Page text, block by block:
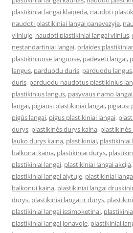
plastikiniai langai klaipeda, naudoti
naudoti plastikiniai langai panevezyje,
vilniuje, naudoti plastikiniai langai vilnius,
nestandartiniai langai,orlaides
plastikiniuose languose, padeveti langai,
langus, parduodu duris, parduodu langus,
duris, parduodu naudotus plastikinius
plastikinius langus, pasyvaus namo langai
langai, pigiausi plastikiniai langai, pigiausi
pigūs langai, pigus plastikiniai langai,
durys, plastikinės durys kaina,
lauko durys kaina, plastikiniai, plastikiniai
balkonai kaina, plastikiniai durys,
plastikiniai langai, plastikiniai langai akcija,
plastikiniai langai alytuje, plastikiniai
balkonui kaina, plastikiniai langai
durys, plastikiniai langai ir durys,
plastikiniai langai issimoketinai,
plastikiniai langai jonavoje, plastikiniai